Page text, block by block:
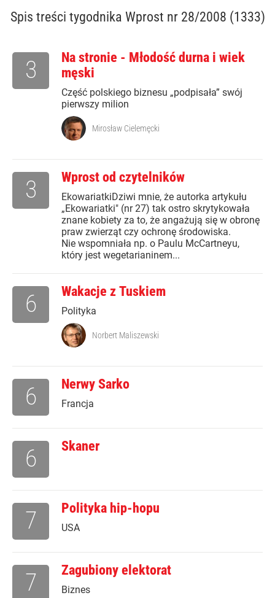
Spis treści tygodnika Wprost nr 28/2008 (1333)
Na stronie - Młodość durna i wiek
męski
Część polskiego biznesu „podpisała” swój
pierwszy milion
3
Mirosław Cielemęcki
Wprost od czytelników
EkowariatkiDziwi mnie, że autorka artykułu
„Ekowariatki" (nr 27) tak ostro skrytykowała
znane kobiety za to, że angażują się w obronę
praw zwierząt czy ochronę środowiska.
Nie wspomniała np. o Paulu McCartneyu,
który jest wegetarianinem...
3
Wakacje z Tuskiem
Polityka
6
Norbert Maliszewski
Nerwy Sarko
Francja
6
Skaner
6
Polityka hip-hopu
USA
7
Zagubiony elektorat
Biznes
7